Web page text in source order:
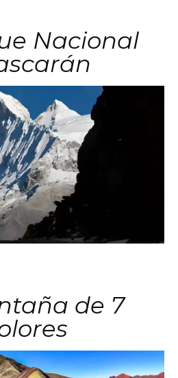
Nacional
de 7